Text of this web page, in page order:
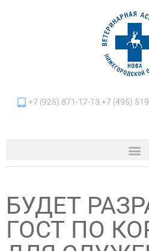
+7 (925) 871-17-13 +7 (495)
БУДЕТ
ГОСТ ПО